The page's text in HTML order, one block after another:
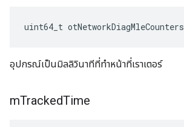
uint64_t otNetworkDiagMleCounters
อุปกรณ์เป็นมิลลิวินาทีที่ทำหน้าที่เราเตอร์
mTrackedTime